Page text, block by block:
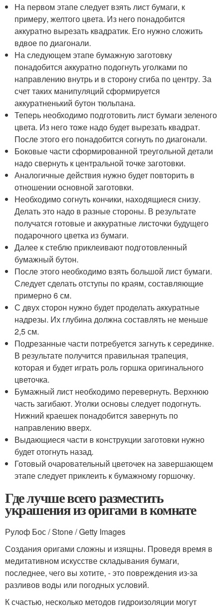
На первом этапе следует взять лист бумаги, к
примеру, желтого цвета. Из него понадобится
аккуратно вырезать квадратик. Его нужно сложить
вдвое по диагонали.
На следующем этапе бумажную заготовку
понадобится аккуратно подогнуть уголками по
направлению внутрь и в сторону сгиба по центру. За
счет таких манипуляций сформируется
аккуратненький бутон тюльпана.
Теперь необходимо подготовить лист бумаги зеленого
цвета. Из него тоже надо будет вырезать квадрат.
После этого его понадобится согнуть по диагонали.
Боковые части сформированной треугольной детали
надо свернуть к центральной точке заготовки.
Аналогичные действия нужно будет повторить в
отношении основной заготовки.
Необходимо согнуть кончики, находящиеся снизу.
Делать это надо в разные стороны. В результате
получатся готовые и аккуратные листочки будущего
подарочного цветка из бумаги.
Далее к стеблю приклеивают подготовленный
бумажный бутон.
После этого необходимо взять большой лист бумаги.
Следует сделать отступы по краям, составляющие
примерно 6 см.
С двух сторон нужно будет проделать аккуратные
надрезы. Их глубина должна составлять не меньше
2,5 см.
Подрезанные части потребуется загнуть к серединке.
В результате получится правильная трапеция,
которая и будет играть роль горшка оригинального
цветочка.
Бумажный лист необходимо перевернуть. Верхнюю
часть загибают. Уголки основы следует подогнуть.
Нижний краешек понадобится завернуть по
направлению вверх.
Выдающиеся части в конструкции заготовки нужно
будет отогнуть назад.
Готовый очаровательный цветочек на завершающем
этапе следует приклеить к бумажному горшочку.
Где лучше всего разместить
украшения из оригами в комнате
Рулоф Бос / Stone / Getty Images
Создания оригами сложны и изящны. Проведя время в
медитативном искусстве складывания бумаги,
последнее, чего вы хотите, - это повреждения из-за
разливов воды или погодных условий.
К счастью, несколько методов гидроизоляции могут